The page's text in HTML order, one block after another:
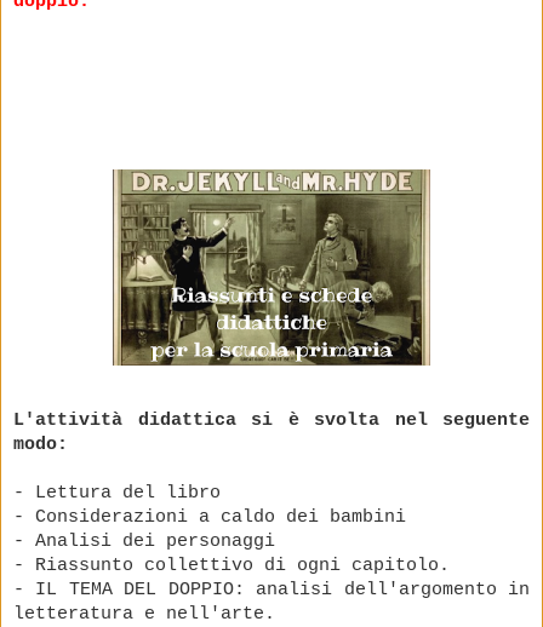
L'attività didattica si è svolta nel seguente
modo:
- Lettura del libro
- Considerazioni a caldo dei bambini
- Analisi dei personaggi
- Riassunto collettivo di ogni capitolo.
- IL TEMA DEL DOPPIO: analisi dell'argomento in
letteratura e nell'arte.